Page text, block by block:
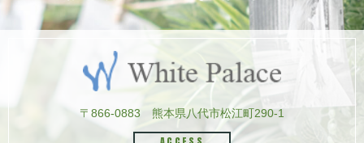
〒866-0883 熊本県八代市松江町290-1